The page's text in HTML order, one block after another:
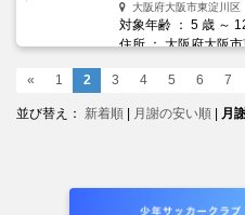
大阪府大阪市東淀川区
対象年齢 ： 5 歳 ～
住所 ： 大阪府大阪
«
1 2 3 4 5 6 7
並び替え： 新着順 月謝の安い順 月